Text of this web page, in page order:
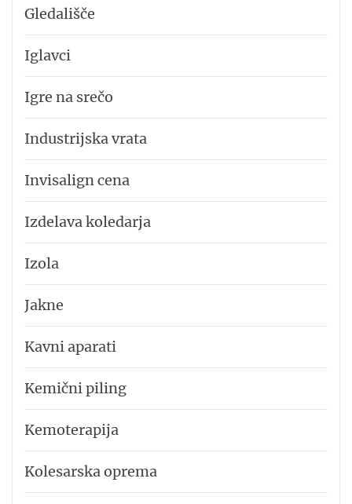
Gledališče
Iglavci
Igre na srečo
Industrijska vrata
Invisalign cena
Izdelava koledarja
Izola
Jakne
Kavni aparati
Kemični piling
Kemoterapija
Kolesarska oprema